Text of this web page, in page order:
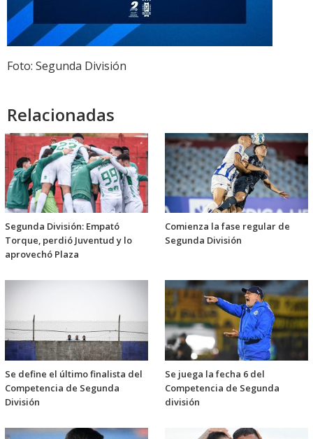
Foto: Segunda División
Relacionadas
Segunda División: Empató
Torque, perdió Juventud y lo
aprovechó Plaza
Comienza la fase regular de
Segunda División
Se define el último finalista del
Competencia de Segunda
División
Se juega la fecha 6 del
Competencia de Segunda
división